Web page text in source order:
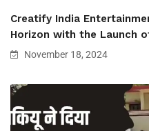
Creatify India
Horizon with the Launch
November 18, 2024